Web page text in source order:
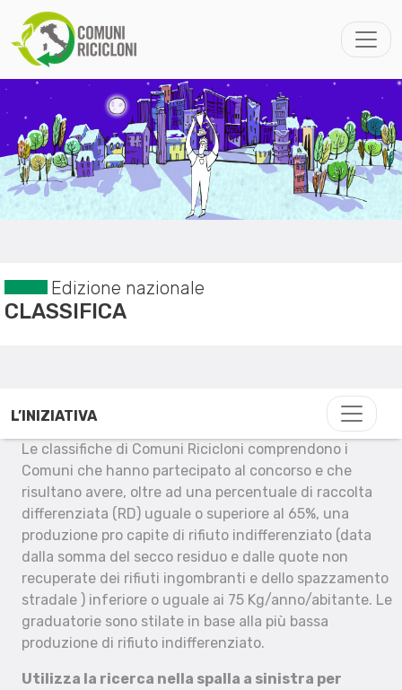
Edizione nazionale
CLASSIFICA
L’INIZIATIVA
Le classifiche di Comuni Ricicloni comprendono i
Comuni che hanno partecipato al concorso e che
risultano avere, oltre ad una percentuale di raccolta
differenziata (RD) uguale o superiore al 65%, una
produzione pro capite di rifiuto indifferenziato (data
dalla somma del secco residuo e dalle quote non
recuperate dei rifiuti ingombranti e dello spazzamento
stradale ) inferiore o uguale ai 75 Kg/anno/abitante. Le
graduatorie sono stilate in base alla più bassa
produzione di rifiuto indifferenziato.
Utilizza la ricerca nella spalla a sinistra per